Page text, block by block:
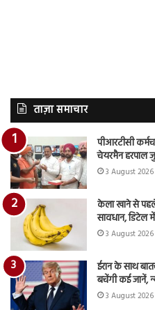
ताज़ा समाचार
पीआरटीसी
चेयरमैन हरपाल
3 August 2026
केला खाने से पहले
सावधान, डिटेल
3 August
ईरान के साथ
बचेंगी कई जानें,
3 August